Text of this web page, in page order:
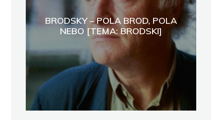
BRODSKY – POLA BROD, POLA
NEBO [TEMA: BRODSKI]